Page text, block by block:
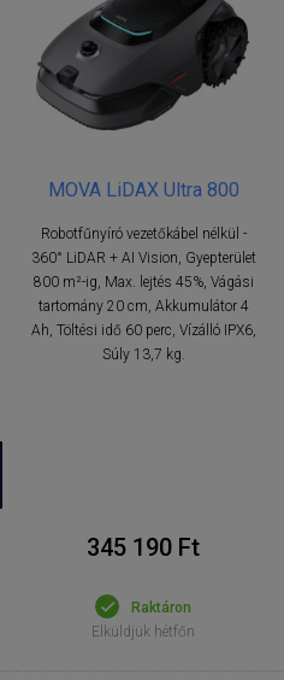
MOVA LiDAX Ultra 800
Robotfűnyíró vezetőkábel nélkül -
360° LiDAR + AI Vision, Gyepterület
800 m²-ig, Max. lejtés 45%, Vágási
tartomány 20 cm, Akkumulátor 4
Ah, Töltési idő 60 perc, Vízálló IPX6,
Súly 13,7 kg.
345 190 Ft
Raktáron
Elküldjük hétfőn